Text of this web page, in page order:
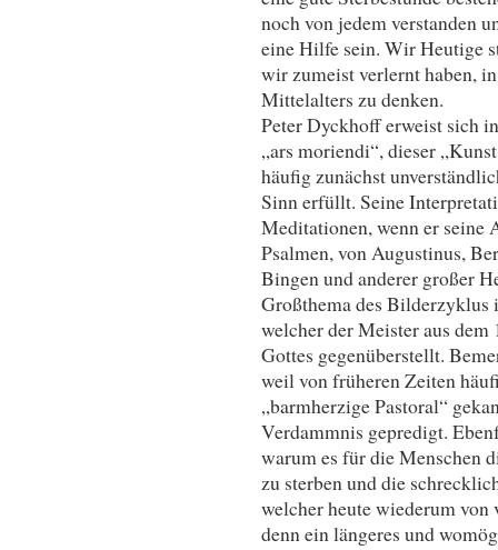
noch von jedem verstanden
eine Hilfe sein. Wir Heutige
wir zumeist verlernt haben,
Mittelalters zu denken.
Peter Dyckhoff erweist sich
„ars moriendi“, dieser
häufig zunächst
Sinn erfüllt. Seine
Meditationen, wenn er seine
Psalmen, von Augustinus,
Bingen und anderer großer
Großthema des Bilderzyklus
welcher der Meister aus
Gottes gegenüberstellt.
weil von früheren Zeiten
„barmherzige Pastoral“
Verdammnis gepredigt.
warum es für die Menschen
zu sterben und die
welcher heute wiederum von
denn ein längeres und